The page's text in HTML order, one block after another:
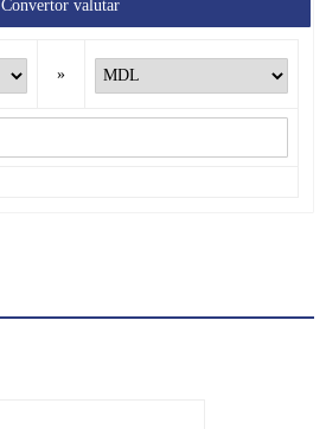
Convertor valutar
»